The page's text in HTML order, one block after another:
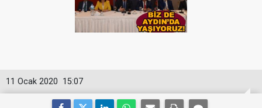
15:07
11 Ocak 2020